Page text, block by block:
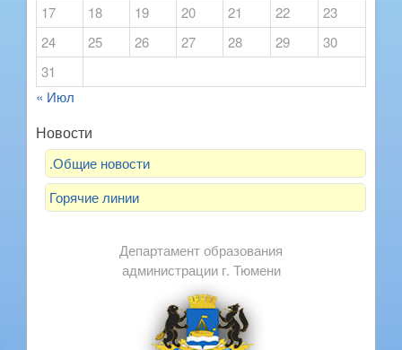
17
18 19 20 21 22
23
24
25 26 27 28 29
30
31
« Июл
Новости
.Общие новости
Горячие линии
Департамент образования
администрации г. Тюмени